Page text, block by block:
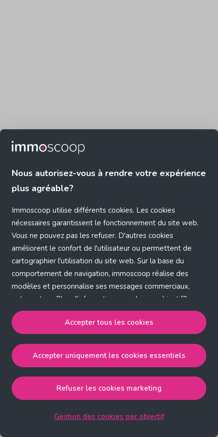
Nous autorisez-vous à rendre votre expérience
plus agréable?
Immoscoop utilise différents cookies. Les cookies
nécessaires garantissent le fonctionnement du site web.
Vous ne pouvez pas les refuser. D'autres cookies
améliorent le confort de l'utilisateur ou permettent de
cartographier l'utilisation du site web. Sur la base du
comportement de navigation, immoscoop réalise des
modèles et personnalise ses messages commerciaux,
entre autres. Plus d'informations sur chaque objectif?
Cliquez sur 'Gestion des cookies par objectif'.
Notre politique de cookies
Accepter tous les cookies
strictement nécessaires, performance, fonctionnalité et
publicité ciblée.
Accepter uniquement les cookies essentielsaccepte
les cookies strictement nécessaires.
Accepter tous les cookies
Accepter uniquement les cookies essentiels
Refuser les cookies marketing
Gestion des cookies par objectif
Application error: a client-side exception has occurred (see the
browser console for more information)